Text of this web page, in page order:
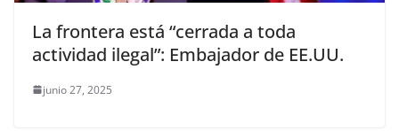
La frontera está “cerrada a toda
actividad ilegal”: Embajador de EE.UU.
junio 27, 2025